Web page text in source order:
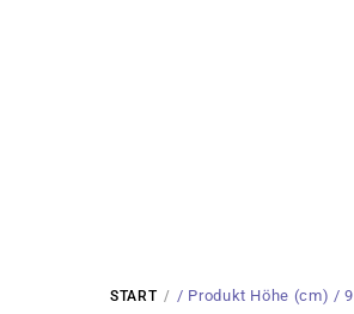
START / Produkt Höhe (cm) / 9